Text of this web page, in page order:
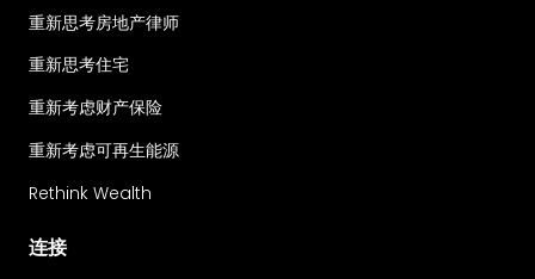
重新思考房地产律师
重新思考住宅
重新考虑财产保险
重新考虑可再生能源
Rethink Wealth
连接